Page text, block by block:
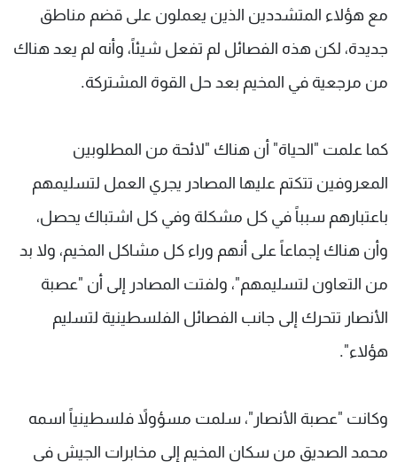
مع هؤلاء المتشددين الذين يعملون على قضم مناطق
جديدة، لكن هذه الفصائل لم تفعل شيئاً، وأنه لم يعد هناك
من مرجعية في المخيم بعد حل القوة المشتركة.
كما علمت "الحياة" أن هناك "لائحة من المطلوبين
المعروفين تتكتم عليها المصادر يجري العمل لتسليمهم
باعتبارهم سبباً في كل مشكلة وفي كل اشتباك يحصل،
وأن هناك إجماعاً على أنهم وراء كل مشاكل المخيم، ولا بد
من التعاون لتسليمهم"، ولفتت المصادر إلى أن "عصبة
الأنصار تتحرك إلى جانب الفصائل الفلسطينية لتسليم
هؤلاء".
وكانت "عصبة الأنصار"، سلمت مسؤولاً فلسطينياً اسمه
محمد الصديق من سكان المخيم إلى مخابرات الجيش في